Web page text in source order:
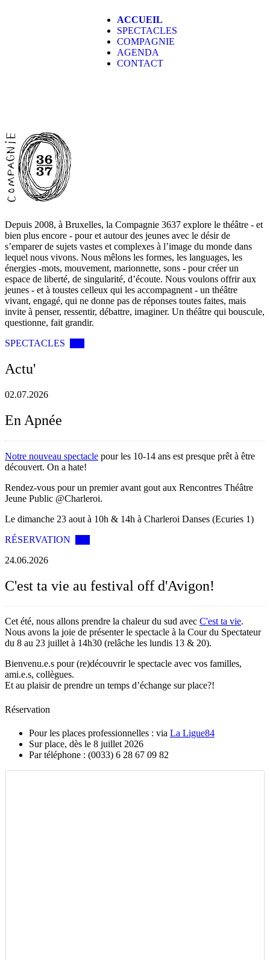
ACCUEIL
SPECTACLES
COMPAGNIE
AGENDA
CONTACT
Depuis 2008, à Bruxelles, la Compagnie 3637 explore le théâtre - et
bien plus encore - pour et autour des jeunes avec le désir de
s’emparer de sujets vastes et complexes à l’image du monde dans
lequel nous vivons. Nous mêlons les formes, les languages, les
énergies -mots, mouvement, marionnette, sons - pour créer un
espace de liberté, de singularité, d’écoute. Nous voulons offrir aux
jeunes - et à toustes celleux qui les accompagnent - un théâtre
vivant, engagé, qui ne donne pas de réponses toutes faites, mais
invite à penser, ressentir, débattre, imaginer. Un théâtre qui bouscule,
questionne, fait grandir.
SPECTACLES
Actu'
02.07.2026
En Apnée
Notre nouveau spectacle pour les 10-14 ans est presque prêt à être
découvert. On a hate!
Rendez-vous pour un premier avant gout aux Rencontres Théâtre
Jeune Public @Charleroi.
Le dimanche 23 aout à 10h & 14h à Charleroi Danses (Ecuries 1)
RÉSERVATION
24.06.2026
C'est ta vie au festival off d'Avigon!
Cet été, nous allons prendre la chaleur du sud avec C'est ta vie.
Nous avons la joie de présenter le spectacle à la Cour du Spectateur
du 8 au 23 juillet à 14h30 (relâche les lundis 13 & 20).
Bienvenu.e.s pour (re)découvrir le spectacle avec vos familles,
ami.e.s, collègues.
Et au plaisir de prendre un temps d’échange sur place?!
Réservation
Pour les places professionnelles : via La Ligue84
Sur place, dès le 8 juillet 2026
Par téléphone : (0033) 6 28 67 09 82